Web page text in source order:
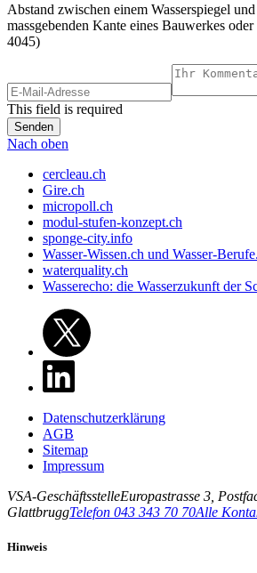
Abstand zwischen einem Wasserspiegel
massgebenden Kante eines Bauwerkes
4045)
This field is required
Nach oben
cercleau.ch
Gire.ch
micropoll.ch
modul-stufen-konzept.ch
sponge-city.info
Wasser-Wissen.ch und Wasser-
waterquality.ch
Wasserecho: die Wasserzukunft der
Datenschutzerklärung
AGB
Sitemap
Impressum
VSA-GeschäftsstelleEuropastrasse 3,
GlattbruggTelefon 043 343 70 70Alle
Hinweis